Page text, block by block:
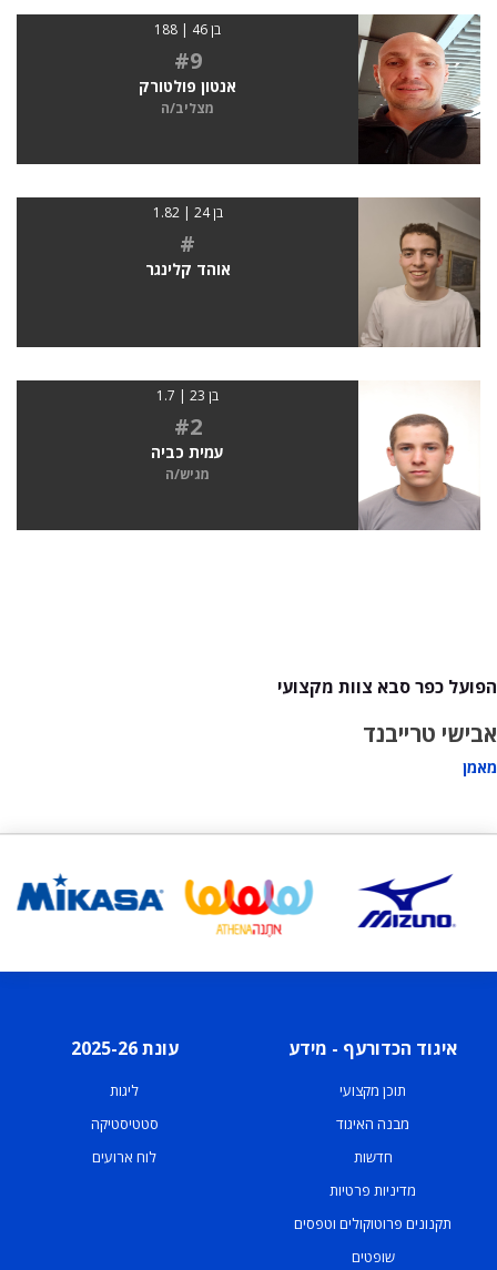
בן 46 | 188
#9
אנטון פולטורק
מצליב/ה
בן 24 | 1.82
#
אוהד קלינגר
בן 23 | 1.7
#2
עמית כביה
מגיש/ה
הפועל כפר סבא צוות מקצועי
אבישי טרייבנד
מאמן
איגוד הכדורעף - מידע
תוכן מקצועי
מבנה האיגוד
חדשות
מדיניות פרטיות
תקנונים פרוטוקולים וטפסים
שופטים
עונת 2025-26
ליגות
סטטיסטיקה
לוח ארועים